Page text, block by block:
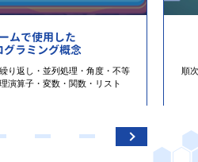
ムで使用した
グラミング概念
り返し・並列処理・角度・不等
演算子・変数・関数・リスト
順